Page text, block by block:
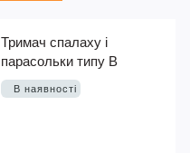
Тримач спалаху і
парасольки типу В
В наявності